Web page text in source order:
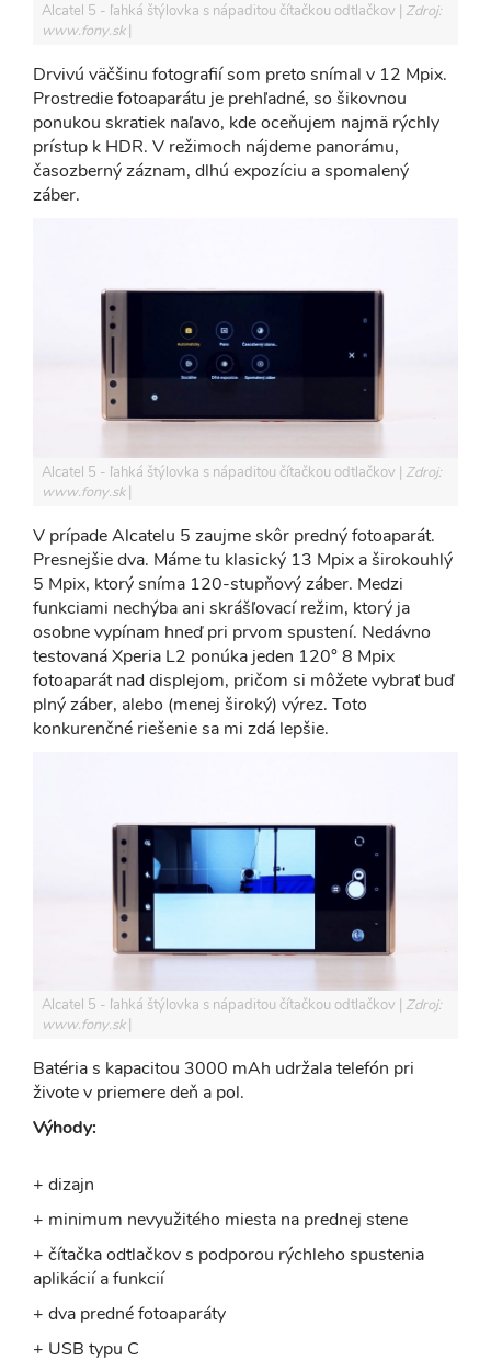
Alcatel 5 - ľahká štýlovka s nápaditou čítačkou odtlačkov Zdroj:
www.fony.sk
Drvivú väčšinu fotografií som preto snímal v 12 Mpix.
Prostredie fotoaparátu je prehľadné, so šikovnou
ponukou skratiek naľavo, kde oceňujem najmä rýchly
prístup k HDR. V režimoch nájdeme panorámu,
časozberný záznam, dlhú expozíciu a spomalený
záber.
Alcatel 5 - ľahká štýlovka s nápaditou čítačkou odtlačkov Zdroj:
www.fony.sk
V prípade Alcatelu 5 zaujme skôr predný fotoaparát.
Presnejšie dva. Máme tu klasický 13 Mpix a širokouhlý
5 Mpix, ktorý sníma 120-stupňový záber. Medzi
funkciami nechýba ani skrášľovací režim, ktorý ja
osobne vypínam hneď pri prvom spustení. Nedávno
testovaná Xperia L2 ponúka jeden 120° 8 Mpix
fotoaparát nad displejom, pričom si môžete vybrať buď
plný záber, alebo (menej široký) výrez. Toto
konkurenčné riešenie sa mi zdá lepšie.
Alcatel 5 - ľahká štýlovka s nápaditou čítačkou odtlačkov Zdroj:
www.fony.sk
Batéria s kapacitou 3000 mAh udržala telefón pri
živote v priemere deň a pol.
Výhody:
+ dizajn
+ minimum nevyužitého miesta na prednej stene
+ čítačka odtlačkov s podporou rýchleho spustenia
aplikácií a funkcií
+ dva predné fotoaparáty
+ USB typu C